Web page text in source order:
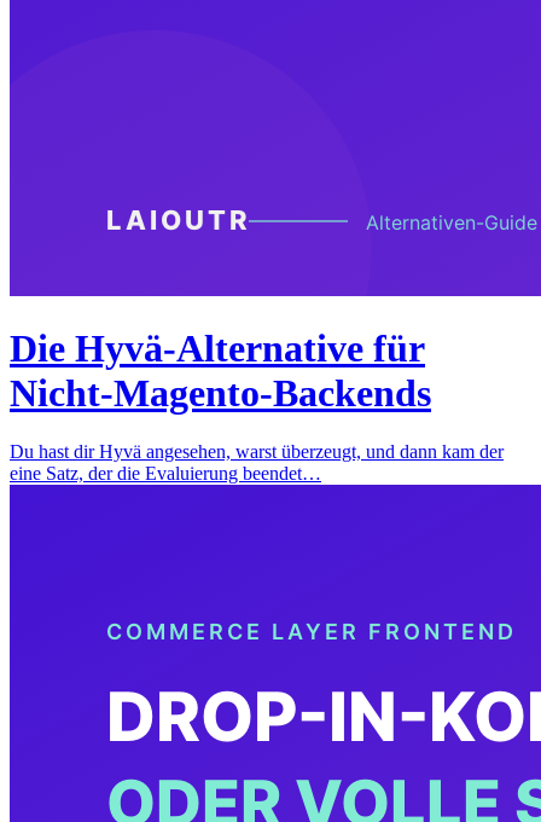
Die Hyvä-Alternative für
Nicht-Magento-Backends
Du hast dir Hyvä angesehen, warst überzeugt, und dann kam der
eine Satz, der die Evaluierung beendet…